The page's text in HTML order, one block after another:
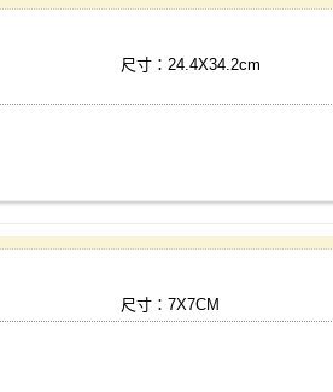
尺寸：24.4X34.2cm
尺寸：7X7CM